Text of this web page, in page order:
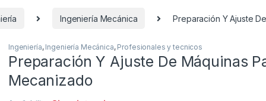
Ingeniería Mecánica Preparación Y Ajuste
Ingeniería, Ingeniería Mecánica, Profesionales y tecnicos
Preparación Y Ajuste De Máquinas
Mecanizado